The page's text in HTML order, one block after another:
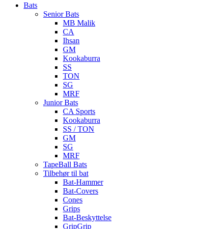
Bats
Senior Bats
MB Malik
CA
Ihsan
GM
Kookaburra
SS
TON
SG
MRF
Junior Bats
CA Sports
Kookaburra
SS / TON
GM
SG
MRF
TapeBall Bats
Tilbehør til bat
Bat-Hammer
Bat-Covers
Cones
Grips
Bat-Beskyttelse
GripGrip